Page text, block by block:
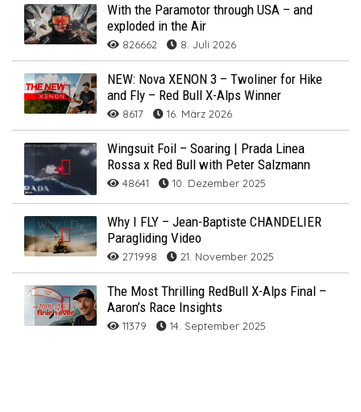
With the Paramotor through USA – and
exploded in the Air
826662 8. Juli 2026
NEW: Nova XENON 3 – Twoliner for Hike
and Fly – Red Bull X-Alps Winner
8617 16. März 2026
Wingsuit Foil – Soaring | Prada Linea
Rossa x Red Bull with Peter Salzmann
48641 10. Dezember 2025
Why I FLY – Jean-Baptiste CHANDELIER
Paragliding Video
271998 21. November 2025
The Most Thrilling RedBull X-Alps Final –
Aaron’s Race Insights
11379 14. September 2025